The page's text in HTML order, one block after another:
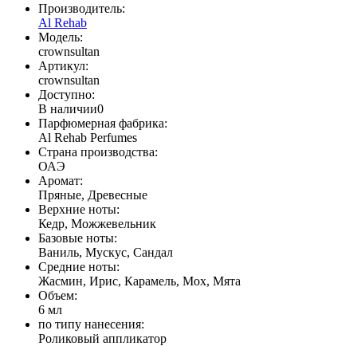
Производитель:
Al Rehab
Модель:
crownsultan
Артикул:
crownsultan
Доступно:
В наличии0
Парфюмерная фабрика:
Al Rehab Perfumes
Страна производства:
ОАЭ
Аромат:
Пряные, Древесные
Верхние ноты:
Кедр, Можжевельник
Базовые ноты:
Ваниль, Мускус, Сандал
Средние ноты:
Жасмин, Ирис, Карамель, Мох, Мята
Объем:
6 мл
по типу нанесения:
Роликовый аппликатор